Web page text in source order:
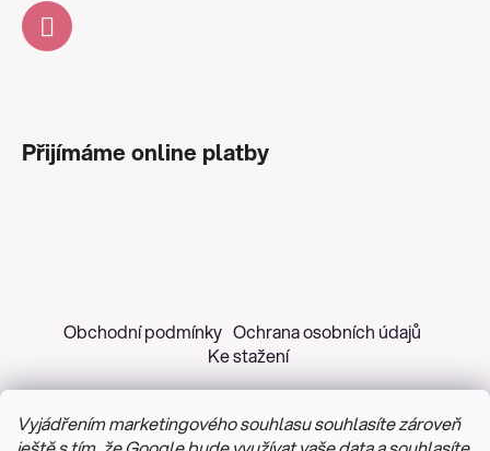
Vyjádřením marketingového souhlasu souhlasíte zároveň
Přijímáme online platby
Obchodní podmínky Ochrana osobních údajů
Ke stažení